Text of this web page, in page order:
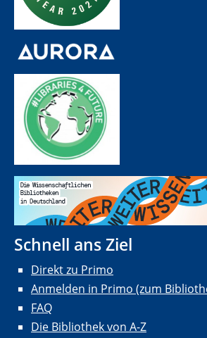
Schnell ans Ziel
Direkt zu Primo
Anmelden in Primo (zum
FAQ
Die Bibliothek von A-Z